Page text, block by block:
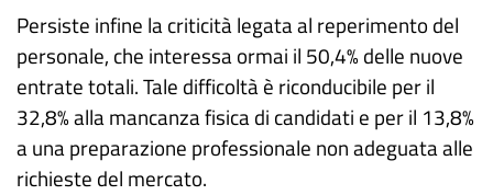
Persiste infine la criticità legata al reperimento del
personale, che interessa ormai il 50,4% delle nuove
entrate totali. Tale difficoltà è riconducibile per il
32,8% alla mancanza fisica di candidati e per il 13,8%
a una preparazione professionale non adeguata alle
richieste del mercato.